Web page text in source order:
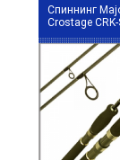
Спиннинг
Crostage